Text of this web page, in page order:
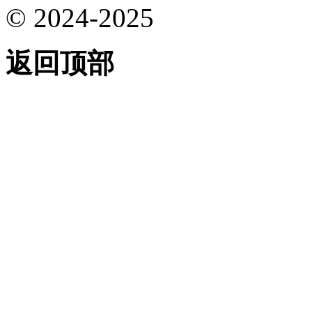
© 2024-2025
返回顶部